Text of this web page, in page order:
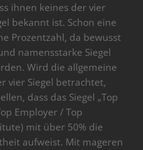
ihnen keines der vier
bekannt ist. Schon eine
Prozentzahl, da bewusst
namensstarke Siegel
Wird die allgemeine
vier Siegel betrachtet,
dass das Siegel „Top
Employer / Top
mit über 50% die
aufweist. Mit mageren